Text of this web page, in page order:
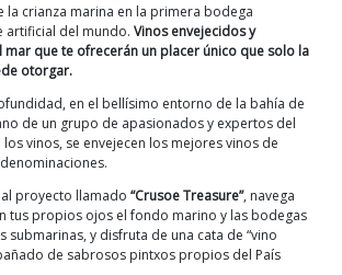
la crianza marina en la primera bodega
artificial del mundo. Vinos envejecidos y
que te ofrecerán un placer único que solo la
otorgar.
en el bellísimo entorno de la bahía de
de un grupo de apasionados y expertos del
vinos, se envejecen los mejores vinos de
proyecto llamado “Crusoe Treasure”, navega
tus propios ojos el fondo marino y las bodegas
submarinas, y disfruta de una cata de “vino
de sabrosos pintxos propios del País